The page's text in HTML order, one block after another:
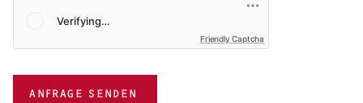
Friendly Captcha
ANFRAGE SENDEN